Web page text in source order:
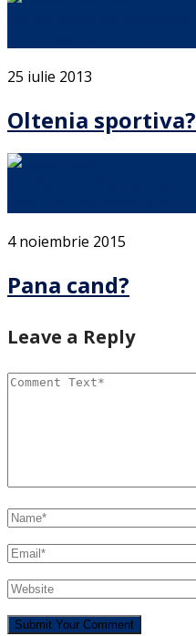
25 iulie 2013
Oltenia sportiva?
4 noiembrie 2015
Pana cand?
Leave a Reply